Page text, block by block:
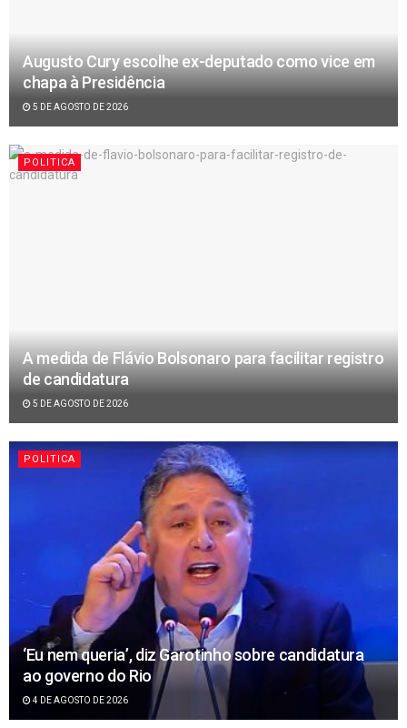
Augusto Cury escolhe ex-deputado como vice em
chapa à Presidência
5 DE AGOSTO DE 2026
POLITICA
A medida de Flávio Bolsonaro para facilitar registro
de candidatura
5 DE AGOSTO DE 2026
POLITICA
‘Eu nem queria’, diz Garotinho sobre candidatura
ao governo do Rio
4 DE AGOSTO DE 2026